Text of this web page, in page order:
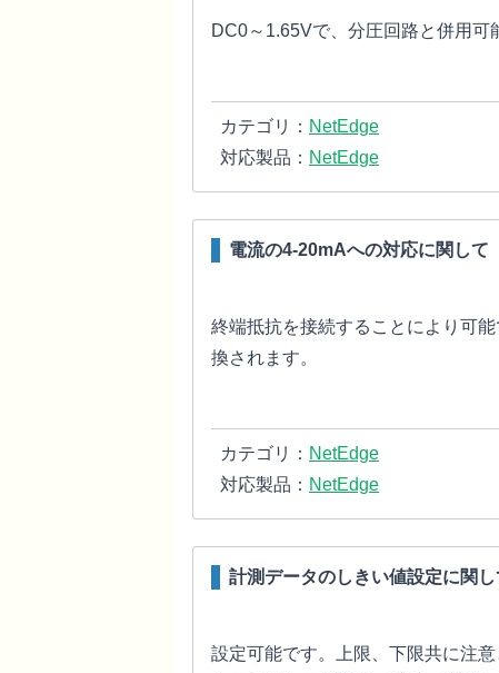
DC0～1.65Vで、分圧回路と併用可
カテゴリ： NetEdge
対応製品： NetEdge
電流の4-20mAへの対応に関して
終端抵抗を接続することにより可
換されます。
カテゴリ： NetEdge
対応製品： NetEdge
計測データのしきい値設定に関し
設定可能です。上限、下限共に注